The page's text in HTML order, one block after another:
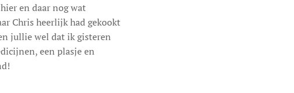
en daar nog wat
Chris heerlijk had gekookt
jullie wel dat ik gisteren
een plasje en